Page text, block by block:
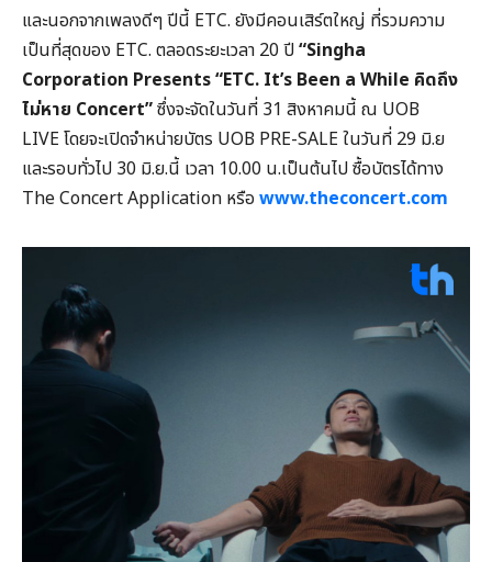
และนอกจากเพลงดีๆ ปีนี้ ETC. ยังมีคอนเสิร์ตใหญ่ ที่รวมความ
เป็นที่สุดของ ETC. ตลอดระยะเวลา 20 ปี“Singha
Corporation Presents “ETC. It’s Been a While คิดถึง
ไม่หาย Concert”ซึ่งจะจัดในวันที่ 31 สิงหาคมนี้ ณ UOB
LIVE โดยจะเปิดจำหน่ายบัตร UOB PRE-SALE ในวันที่ 29 มิ.ย
และรอบทั่วไป 30 มิ.ย.นี้ เวลา 10.00 น.เป็นต้นไป ซื้อบัตรได้ทาง
The Concert Application หรือ www.theconcert.com